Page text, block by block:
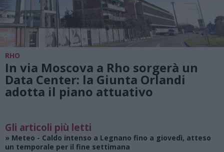
RHO
In via Moscova a Rho sorgerà un
Data Center: la Giunta Orlandi
adotta il piano attuativo
Gli articoli più letti
» Meteo - Caldo intenso a Legnano fino a giovedì, atteso
un temporale per il fine settimana